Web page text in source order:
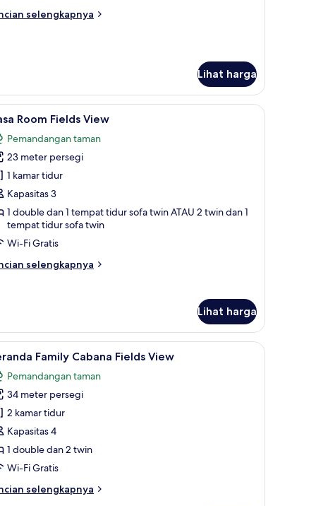
selengkapnya
Lihat harga
angsa, tempat tidur Select Comfort, brankas, dan meja kerja
Selimut bulu angsa, tempat tidur Select
5 Room Fields View
Pemandangan taman
23 meter persegi
1 kamar tidur
Kapasitas 3
1 double dan 1 tempat tidur sofa twin ATAU 2 twin dan 1
tempat tidur sofa twin
Wi-Fi Gratis
selengkapnya
Lihat harga
Comfort, brankas, dan meja kerjaVeranda Family Cabana Fields View |
9 Family Cabana Fields View
Pemandangan taman
34 meter persegi
2 kamar tidur
Kapasitas 4
1 double dan 2 twin
Wi-Fi Gratis
selengkapnya